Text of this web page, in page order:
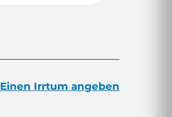
Einen Irrtum angeben